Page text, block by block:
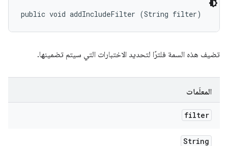
public void addIncludeFilter (String filter)
تضيف هذه السمة فلترًا لتحديد الاختبارات التي سيتم تضمينها.
المعلَمات
filter
String